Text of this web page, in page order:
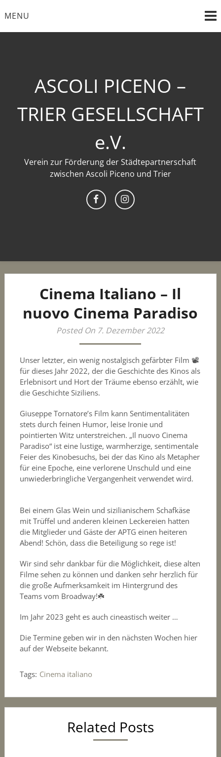
toMENU
ASCOLI PICENO –
TRIER GESELLSCHAFT
e.V.
Verein zur Förderung der Städtepartnerschaft
zwischen Ascoli Piceno und Trier
Cinema Italiano – Il
nuovo Cinema Paradiso
Posted On 7. Dezember 2022
Unser letzter, ein wenig nostalgisch gefärbter Film 📽️
für dieses Jahr 2022, der die Geschichte des Kinos als
Erlebnisort und Hort der Träume ebenso erzählt, wie
die Geschichte Siziliens.
Giuseppe Tornatore’s Film kann Sentimentalitäten
stets durch feinen Humor, leise Ironie und
pointierten Witz unterstreichen. „Il nuovo Cinema
Paradiso“ ist eine lustige, warmherzige, sentimentale
Feier des Kinobesuchs, bei der das Kino als Metapher
für eine Epoche, eine verlorene Unschuld und eine
unwiederbringliche Vergangenheit verwendet wird.
Bei einem Glas Wein und sizilianischem Schafkäse
mit Trüffel und anderen kleinen Leckereien hatten
die Mitglieder und Gäste der APTG einen heiteren
Abend! Schön, dass die Beteiligung so rege ist!
Wir sind sehr dankbar für die Möglichkeit, diese alten
Filme sehen zu können und danken sehr herzlich für
die große Aufmerksamkeit im Hintergrund des
Teams vom Broadway!☘️
Im Jahr 2023 geht es auch cineastisch weiter …
Die Termine geben wir in den nächsten Wochen hier
auf der Webseite bekannt.
Tags: Cinema italiano
Related Posts